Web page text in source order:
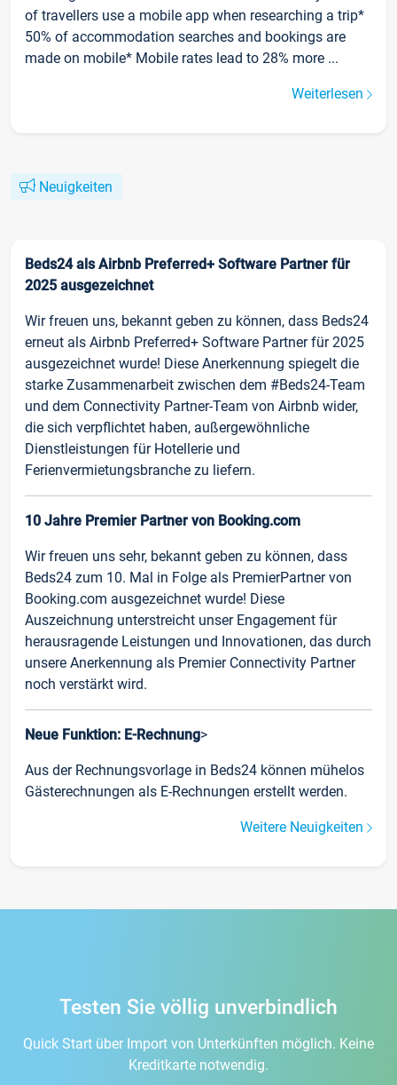
of travellers use a mobile app when researching a trip*
50% of accommodation searches and bookings are
made on mobile* Mobile rates lead to 28% more ...
Weiterlesen
Neuigkeiten
Beds24 als Airbnb Preferred+ Software Partner für
2025 ausgezeichnet
Wir freuen uns, bekannt geben zu können, dass Beds24
erneut als Airbnb Preferred+ Software Partner für 2025
ausgezeichnet wurde! Diese Anerkennung spiegelt die
starke Zusammenarbeit zwischen dem #Beds24-Team
und dem Connectivity Partner-Team von Airbnb wider,
die sich verpflichtet haben, außergewöhnliche
Dienstleistungen für Hotellerie und
Ferienvermietungsbranche zu liefern.
10 Jahre Premier Partner von Booking.com
Wir freuen uns sehr, bekannt geben zu können, dass
Beds24 zum 10. Mal in Folge als PremierPartner von
Booking.com ausgezeichnet wurde! Diese
Auszeichnung unterstreicht unser Engagement für
herausragende Leistungen und Innovationen, das durch
unsere Anerkennung als Premier Connectivity Partner
noch verstärkt wird.
Neue Funktion: E-Rechnung>
Aus der Rechnungsvorlage in Beds24 können mühelos
Gästerechnungen als E-Rechnungen erstellt werden.
Weitere Neuigkeiten
Testen Sie völlig unverbindlich
Quick Start über Import von Unterkünften möglich. Keine
Kreditkarte notwendig.